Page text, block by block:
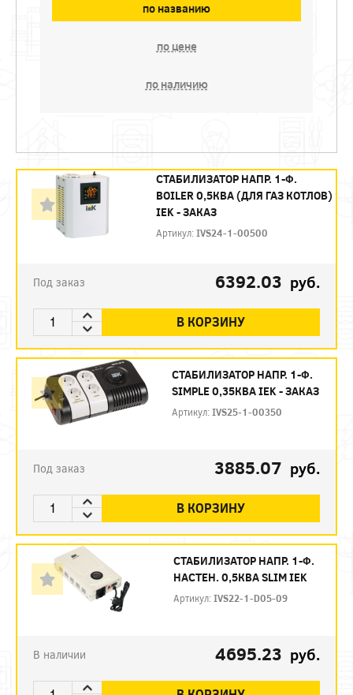
по названию
по цене
по наличию
СТАБИЛИЗАТОР НАПР. 1-Ф.
BOILER 0,5КВА (ДЛЯ ГАЗ КОТЛОВ)
IEK - ЗАКАЗ
Артикул:IVS24-1-00500
Под заказ 6392.03 руб.
В КОРЗИНУ
СТАБИЛИЗАТОР НАПР. 1-Ф.
SIMPLE 0,35КВА IEK - ЗАКАЗ
Артикул:IVS25-1-00350
Под заказ 3885.07 руб.
В КОРЗИНУ
СТАБИЛИЗАТОР НАПР. 1-Ф.
НАСТЕН. 0,5КВА SLIM IEK
Артикул:IVS22-1-D05-09
В наличии 4695.23 руб.